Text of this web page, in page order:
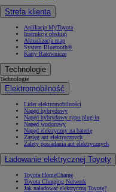
Strefa klienta
Aplikacja MyToyota
Instrukcje obsługi
Aktualizacja map
System Bluetooth®
Karty Ratownicze
Technologie
Technologie
Elektromobilność
Lider elektromobilności
Napęd hybrydowy
Napęd hybrydowy typu plug-in
Napęd wodorowy
Napęd elektryczny na baterię
Zasięg aut elektrycznych
Zalety posiadania aut elektrycznych
Ładowanie elektrycznej Toyoty
Toyota HomeCharge
Toyota Charging Network
Jak naładować elektryczną Toyotę?